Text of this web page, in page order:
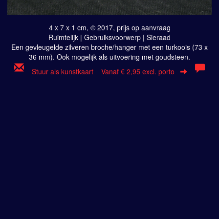
4 x 7 x 1 cm, © 2017, prijs op aanvraag
Ruimtelijk | Gebruiksvoorwerp | Sieraad
Een gevleugelde zilveren broche/hanger met een turkoois (73 x
36 mm). Ook mogelijk als uitvoering met goudsteen.
Stuur als kunstkaart Vanaf € 2,95 excl. porto